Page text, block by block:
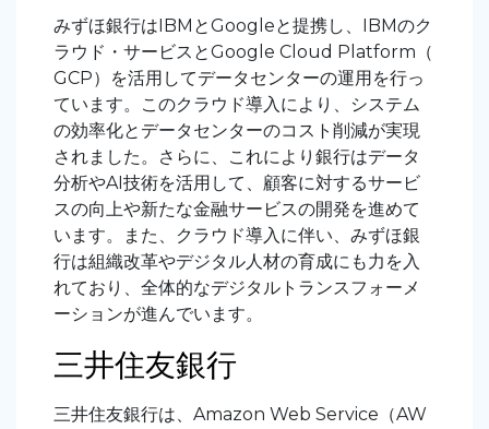
みずほ銀行はIBMとGoogleと提携し、IBMのク
ラウド・サービスとGoogle Cloud Platform（
GCP）を活用してデータセンターの運用を行っ
ています。このクラウド導入により、システム
の効率化とデータセンターのコスト削減が実現
されました。さらに、これにより銀行はデータ
分析やAI技術を活用して、顧客に対するサービ
スの向上や新たな金融サービスの開発を進めて
います。また、クラウド導入に伴い、みずほ銀
行は組織改革やデジタル人材の育成にも力を入
れており、全体的なデジタルトランスフォーメ
ーションが進んでいます。
三井住友銀行
三井住友銀行は、Amazon Web Service（AW